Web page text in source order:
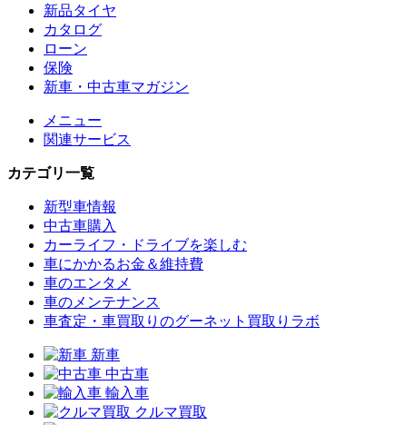
新品タイヤ
カタログ
ローン
保険
新車・中古車マガジン
メニュー
関連サービス
カテゴリ一覧
新型車情報
中古車購入
カーライフ・ドライブを楽しむ
車にかかるお金＆維持費
車のエンタメ
車のメンテナンス
車査定・車買取りのグーネット買取りラボ
新車
中古車
輸入車
クルマ買取